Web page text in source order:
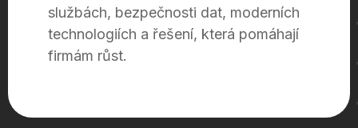
službách, bezpečnosti dat, moderních
technologiích a řešení, která pomáhají
firmám růst.